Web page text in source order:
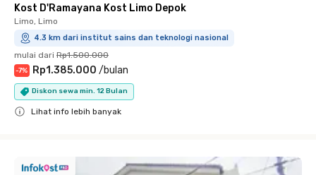
Kost D'Ramayana Kost Limo Depok
Limo, Limo
4.3 km dari institut sains dan teknologi nasional
mulai dari Rp1.500.000
-7% Rp1.385.000 /bulan
Diskon sewa min. 12 Bulan
Lihat info lebih banyak